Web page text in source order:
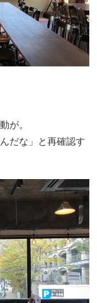
が。
だな」と再確認す